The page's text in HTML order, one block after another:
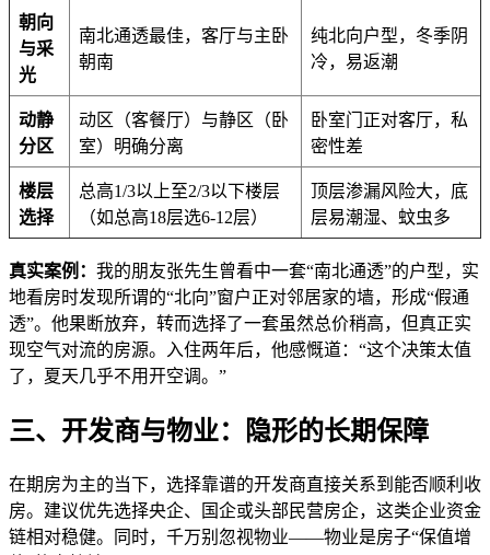
朝向
与采
光
南北通透最佳，客厅与主卧
朝南
纯北向户型，冬季阴
冷，易返潮
动静
分区
动区（客餐厅）与静区（卧
室）明确分离
卧室门正对客厅，私
密性差
楼层
选择
总高1/3以上至2/3以下楼层
（如总高18层选6-12层）
顶层渗漏风险大，底
层易潮湿、蚊虫多
真实案例： 我的朋友张先生曾看中一套“南北通透”的户型，实
地看房时发现所谓的“北向”窗户正对邻居家的墙，形成“假通
透”。他果断放弃，转而选择了一套虽然总价稍高，但真正实
现空气对流的房源。入住两年后，他感慨道：“这个决策太值
了，夏天几乎不用开空调。”
三、开发商与物业：隐形的长期保障
在期房为主的当下，选择靠谱的开发商直接关系到能否顺利收
房。建议优先选择央企、国企或头部民营房企，这类企业资金
链相对稳健。同时，千万别忽视物业——物业是房子“保值增